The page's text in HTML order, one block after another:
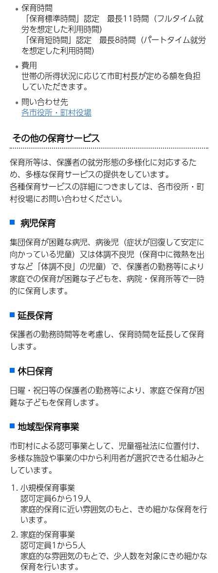
保育時間
「保育標準時間」認定 最長11時間（フルタイム就
労を想定した利用時間）
「保育短時間」認定 最長8時間（パートタイム就労
を想定した利用時間）
費用
世帯の所得状況に応じて市町村長が定める額を負担
していただきます。
問い合わせ先
各市役所・町村役場
その他の保育サービス
保育所等は、保護者の就労形態の多様化に対応するた
め、多様な保育サービスの提供をしています。
各種保育サービスの詳細につきましては、各市役所・町
村役場にお問い合わせください。
病児保育
集団保育が困難な病児、病後児（症状が回復して安定に
向かっている児童）又は体調不良児（保育中に微熱を出
すなど「体調不良」の児童）で、保護者の勤務等により
家庭での保育が困難な子どもを、病院・保育所等で一時
的に保育します。
延長保育
保護者の勤務時間等を考慮し、保育時間を延長して保育
します。
休日保育
日曜・祝日等の保護者の勤務等により、家庭で保育が困
難な子どもを保育します。
地域型保育事業
市町村による認可事業として、児童福祉法に位置付け、
多様な施設や事業の中から利用者が選択できる仕組みと
しています。
小規模保育事業
認可定員6から19人
家庭的保育に近い雰囲気のもと、きめ細かな保育を行
います。
家庭的保育事業
認可定員1から5人
家庭的な雰囲気のもとで、少人数を対象にきめ細かな
保育を行います。